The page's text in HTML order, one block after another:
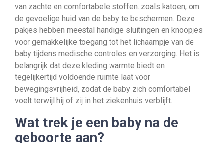
van zachte en comfortabele stoffen, zoals katoen, om
de gevoelige huid van de baby te beschermen. Deze
pakjes hebben meestal handige sluitingen en knoopjes
voor gemakkelijke toegang tot het lichaampje van de
baby tijdens medische controles en verzorging. Het is
belangrijk dat deze kleding warmte biedt en
tegelijkertijd voldoende ruimte laat voor
bewegingsvrijheid, zodat de baby zich comfortabel
voelt terwijl hij of zij in het ziekenhuis verblijft.
Wat trek je een baby na de
geboorte aan?